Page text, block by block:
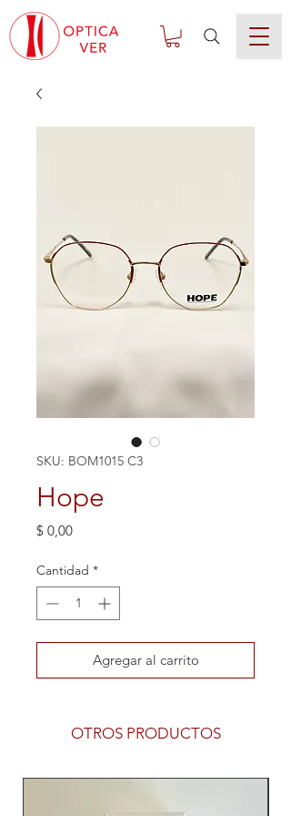
SKU: BOM1015 C3
Hope
$ 0,00Precio
Cantidad *
Agregar al carrito
OTROS PRODUCTOS